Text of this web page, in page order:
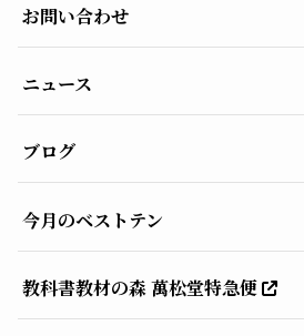
お問い合わせ
ニュース
ブログ
今月のベストテン
教科書教材の森 萬松堂特急便